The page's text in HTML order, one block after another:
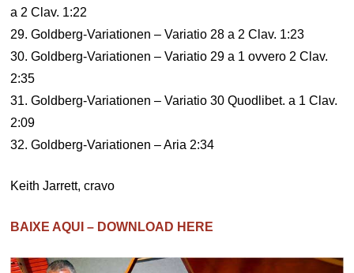
a 2 Clav. 1:22
29. Goldberg-Variationen – Variatio 28 a 2 Clav. 1:23
30. Goldberg-Variationen – Variatio 29 a 1 ovvero 2 Clav.
2:35
31. Goldberg-Variationen – Variatio 30 Quodlibet. a 1 Clav.
2:09
32. Goldberg-Variationen – Aria 2:34
Keith Jarrett, cravo
BAIXE AQUI – DOWNLOAD HERE